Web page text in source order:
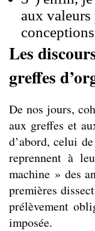
aux
Les
greffes
De nos jours,
aux greffes et
d’abord, celui
reprennent à
machine » des
premières
prélèvement
imposée.